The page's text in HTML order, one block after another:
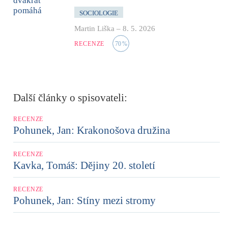
SOCIOLOGIE
Martin Liška – 8. 5. 2026
RECENZE 70%
Další články o spisovateli:
RECENZE
Pohunek, Jan: Krakonošova družina
RECENZE
Kavka, Tomáš: Dějiny 20. století
RECENZE
Pohunek, Jan: Stíny mezi stromy